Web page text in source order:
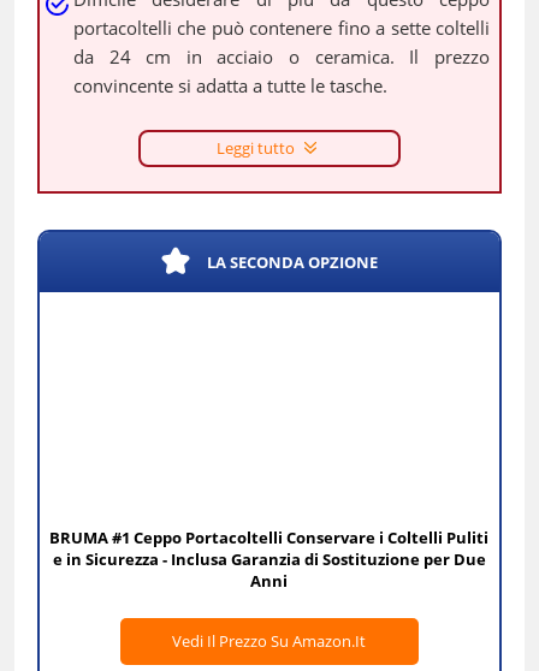
portacoltelli che può contenere fino a sette coltelli
da 24 cm in acciaio o ceramica. Il prezzo
convincente si adatta a tutte le tasche.
Leggi tutto
LA SECONDA OPZIONE
BRUMA #1 Ceppo Portacoltelli Conservare i Coltelli Puliti
e in Sicurezza - Inclusa Garanzia di Sostituzione per Due
Anni
Vedi Il Prezzo Su Amazon.it